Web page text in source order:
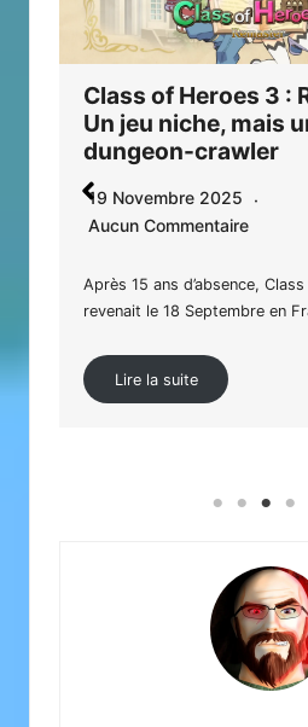
Class of Heroes 3 :
Un jeu niche, mais
dungeon-crawler
19 Novembre 2025
Aucun Commentaire
Après 15 ans d’absence,
revenait le 18 Septembre en
Lire la suite